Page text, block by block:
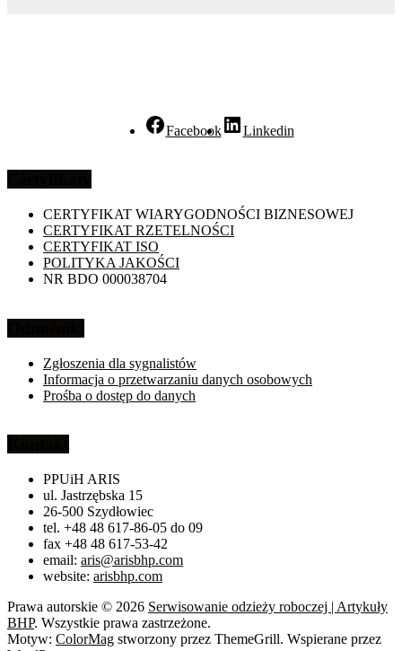
Facebook Linkedin
CERTYFIKAT WIARYGODNOŚCI BIZNESOWEJ
CERTYFIKAT RZETELNOŚCI
CERTYFIKAT ISO
POLITYKA JAKOŚCI
NR BDO 000038704
Zgłoszenia dla sygnalistów
Informacja o przetwarzaniu danych osobowych
Prośba o dostęp do danych
PPUiH ARIS
ul. Jastrzębska 15
26-500 Szydłowiec
tel. +48 48 617-86-05 do 09
fax +48 48 617-53-42
email: aris@arisbhp.com
website: arisbhp.com
Prawa autorskie © 2026 Serwisowanie odzieży roboczej | Artykuły
BHP. Wszystkie prawa zastrzeżone.
Motyw: ColorMag stworzony przez ThemeGrill. Wspierane przez